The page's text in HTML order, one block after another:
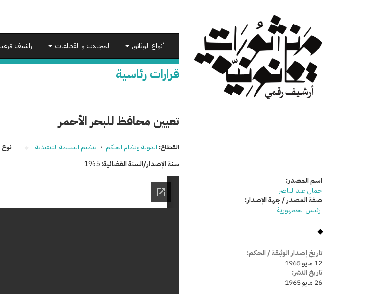
أنواع الوثائق المجالات و القطاعات اراشيف
قرارات رئاسية
تعيين محافظ للبحر الأحمر
القطاع: الدولة ونظام الحكم › تنظيم السلطة التنفيذية نوع
سنة الإصدار/السنة القضائية:1965
اسم المصدر:
جمال عبد الناصر
صفة المصدر / جهة الإصدار:
رئيس الجمهورية
تاريخ إصدار الوثيقة / الحكم:
12 مايو 1965
تاريخ النشر:
26 مايو 1965